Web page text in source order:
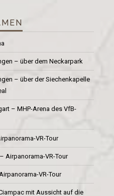
– über dem Neckarpark
– über der Siechenkapelle
– MHP-Arena des VfB-
VR-Tour
Airpanorama-VR-Tour
VR-Tour
mit Aussicht auf die